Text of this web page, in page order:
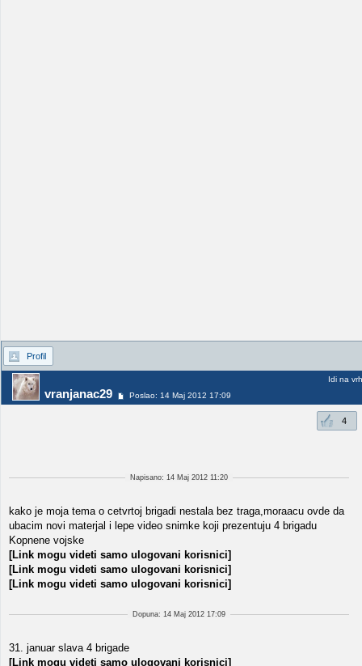
Profil
vranjanac29 Poslao: 14 Maj 2012 17:09
Idi na vrh
4
Napisano: 14 Maj 2012 11:20
kako je moja tema o cetvrtoj brigadi nestala bez traga,moraacu ovde da
ubacim novi materjal i lepe video snimke koji prezentuju 4 brigadu
Kopnene vojske
[Link mogu videti samo ulogovani korisnici]
[Link mogu videti samo ulogovani korisnici]
[Link mogu videti samo ulogovani korisnici]
Dopuna: 14 Maj 2012 17:09
31. januar slava 4 brigade
[Link mogu videti samo ulogovani korisnici]